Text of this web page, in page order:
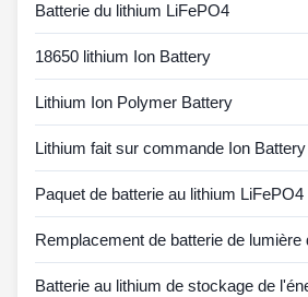
Batterie du lithium LiFePO4
18650 lithium Ion Battery
Lithium Ion Polymer Battery
Lithium fait sur commande Ion
Paquet de batterie au lithium LiFePO4
Remplacement de batterie de lumière
Batterie au lithium de stockage de